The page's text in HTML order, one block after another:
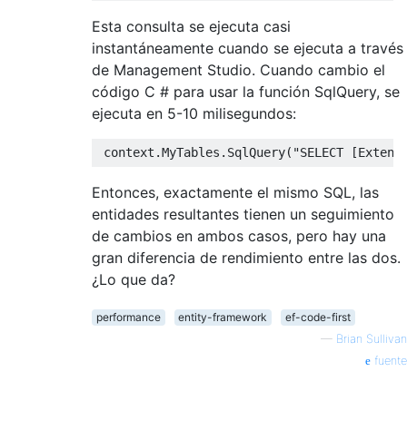
Esta consulta se ejecuta casi
instantáneamente cuando se ejecuta a través
de Management Studio. Cuando cambio el
código C # para usar la función SqlQuery, se
ejecuta en 5-10 milisegundos:
context .MyTables . SqlQuery( "SELECT
Entonces, exactamente el mismo SQL, las
entidades resultantes tienen un seguimiento
de cambios en ambos casos, pero hay una
gran diferencia de rendimiento entre las dos.
¿Lo que da?
performance entity-framework
ef-code-first
— Brian Sullivan
fuente